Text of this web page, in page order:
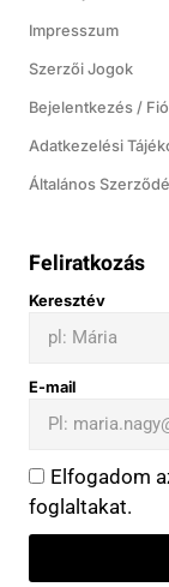
Impresszum
Szerzői Jogok
Bejelentkezés /
Adatkezelési
Általános
Feliratkozás
Keresztév
E-mail
Elfogadom
foglaltakat.